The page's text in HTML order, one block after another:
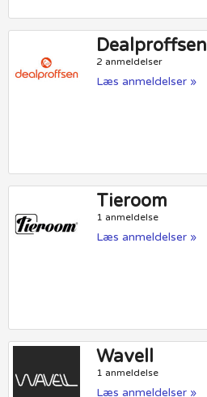
Dealproffsen
2 anmeldelser
Læs anmeldelser »
Tieroom
1 anmeldelse
Læs anmeldelser »
Wavell
1 anmeldelse
Læs anmeldelser »